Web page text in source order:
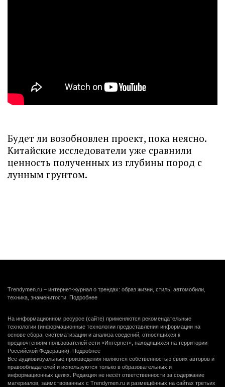
Будет ли возобновлен проект, пока неясно.
Китайские исследователи уже сравнили
ценность полученных из глубины пород с
лунным грунтом.
Trendymen.ru – интернет-журнал о трендах: образ жизни, стиль, автомобили,
техника, знаменитости. Подробнее
На информационном ресурсе (сайте) применяются рекомендательные
технологии (информационные технологии предоставления информации на
основе сбора, систематизации и анализа сведений, относящихся к
предпочтениям пользователей сети «Интернет», находящихся на территории
Российской Федерации). Подробнее
Все аудиовизуальные произведения являются собственностью своих авторов и
правообладателей и используются только в образовательных и
информационных целях. Редакция не несёт ответственности за содержание
материалов, заимствованных с Trendymen.ru и размещённых на сайтах третьих